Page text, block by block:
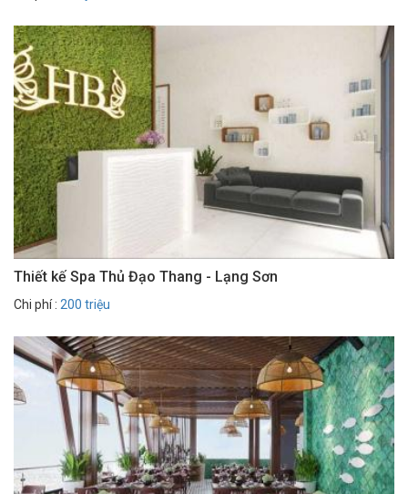
Thiết kế Spa Thủ Đạo Thang - Lạng Sơn
Chi phí : 200 triệu